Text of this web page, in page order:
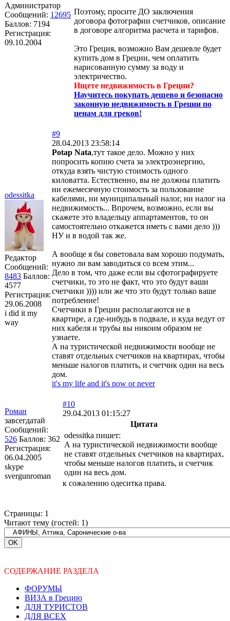
Администратор
Сообщений: 12695
Баллов: 7194
Регистрация:
09.10.2004
Поэтому, просите ДО заключения
договора фотографии счетчиков, описание
в договоре алгоритма расчета и тарифов.
Это Греция, возможно Вам дешевле будет
купить дом в Греции, чем оплатить
нарисованную сумму за воду и
электричество.
Ищете недвижимость в Греции?
Научитесь покупать дешево и безопасно
законную недвижимость в Греции по
ценам для греков!
odessitka
Редактор
Сообщений:
8483 Баллов:
4577
Регистрация:
29.06.2008
i did it my
way
#9
28.04.2013 23:58:14
Potap Nata,тут такое дело. Можно у них
попросить копию счета за электроэнергию,
откуда взять чистую стоимость одного
киловатта. Естественно, вы не должны платить
ни ежемесячную стоимость за пользование
кабелями, ни муниципальный налог, ни налог на
недвижимость... Впрочем, возможно, если вы
скажете это владельцу аппартаментов, то он
самостоятельно откажется иметь с вами дело )))
НУ и в водой так же.
А вообще я бы советовала вам хорошо подумать,
нужно ли вам заводиться со всем этим...
Дело в том, что даже если вы сфотографируете
счетчики, то это не факт, что это будут ваши
счетчики )))) или же что это будут только ваше
потребление!
Счетчики в Греции располагаются не в
квартире, а где-нибудь в подвале, и куда ведут от
них кабеля и трубы вы никоим образом не
узнаете.
А на туристической недвижимости вообще не
ставят отдельных счетчиков на квартирах, чтобы
меньше налогов платить, и счетчик один на весь
дом.
it's my life and it's now or never
Роман
завсегдатай
Сообщений:
526 Баллов: 362
Регистрация:
06.04.2005
skype
svergunroman
#10
29.04.2013 01:15:27
Цитата
odessitka пишет:
А на туристической недвижимости вообще
не ставят отдельных счетчиков на квартирах,
чтобы меньше налогов платить, и счетчик
один на весь дом.
к сожалению одеситка права.
Страницы: 1
Читают тему (гостей: 1)
СОДЕРЖАНИЕ РАЗДЕЛА
ФОРУМЫ
ВИЗА в Грецию
ДЛЯ ТУРИСТОВ
ДЛЯ ВСЕХ